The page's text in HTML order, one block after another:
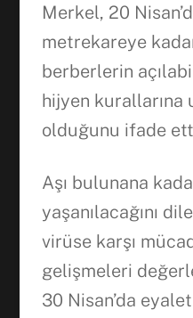
Merkel, 20
metrekareye
berberlerin
hijyen kurallarına
olduğunu ifade
Aşı bulunana
yaşanılacağını
virüse karşı
gelişmeleri
30 Nisan’da